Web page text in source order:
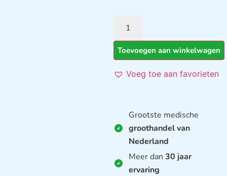
Toevoegen aan winkelwagen
Voeg toe aan favorieten
Grootste medische
groothandel van
Nederland
Meer dan 30 jaar
ervaring